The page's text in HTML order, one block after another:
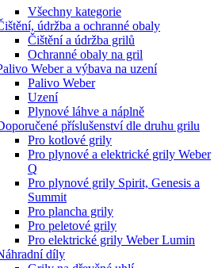
Všechny kategorie
údržba a ochranné obaly
Čištění a údržba grilů
Ochranné obaly na gril
Weber a výbava na uzení
Palivo Weber
Uzení
Plynové láhve a náplně
příslušenství dle druhu grilu
Pro kotlové grily
Pro plynové a elektrické grily Weber
Q
Pro plynové grily Spirit, Genesis a
Summit
Pro plancha grily
Pro peletové grily
Pro elektrické grily Weber Lumin
díly